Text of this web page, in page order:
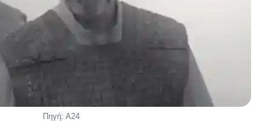
Πηγή: Α24